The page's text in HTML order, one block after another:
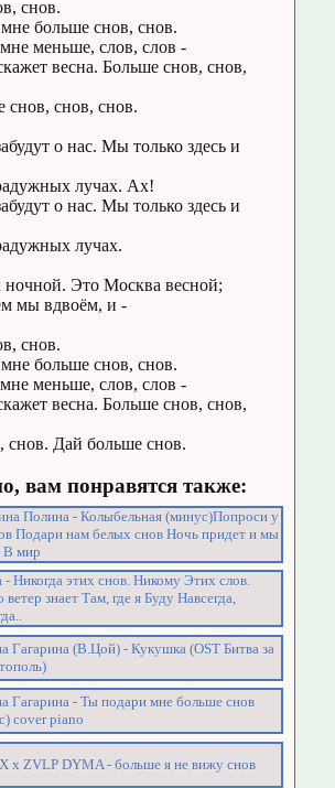
снов.
больше снов, снов.
меньше, слов, слов -
весна. Больше снов, снов,
снов, снов, снов.
о нас. Мы только здесь и
лучах. Ах!
о нас. Мы только здесь и
лучах.
ночной. Это Москва весной;
мы вдвоём, и -
снов.
больше снов, снов.
меньше, слов, слов -
весна. Больше снов, снов,
снов. Дай больше снов.
вам понравятся также:
Полина - Колыбельная (минус)Попроси у
Подари нам белых снов Ночь придет и мы
В мир
Никогда этих снов. Никому Этих слов.
ветер знает Там, где я Буду Навсегда,
Гагарина (В.Цой) - Кукушка (OST Битва за
Гагарина - Ты подари мне больше снов
cover piano
x ZVLP DYMA - больше я не вижу снов